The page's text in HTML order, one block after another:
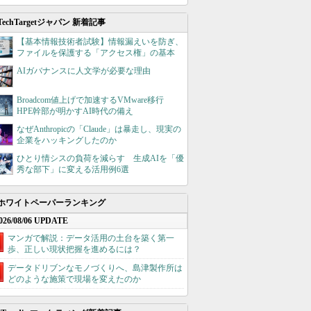
ジャパン 新着記事
【基本情報技術者試験】情報漏えいを防ぎ、
ファイルを保護する「アクセス権」の基本
AIガバナンスに人文学が必要な理由
Broadcom値上げで加速するVMware移行
HPE幹部が明かすAI時代の備え
なぜAnthropicの「Claude」は暴走し、現実の
企業をハッキングしたのか
ひとり情シスの負荷を減らす 生成AIを「優
秀な部下」に変える活用例6選
ワイトペーパーランキング
08/06 UPDATE
マンガで解説：データ活用の土台を築く第一
歩、正しい現状把握を進めるには？
データドリブンなモノづくりへ、島津製作所は
どのような施策で現場を変えたのか